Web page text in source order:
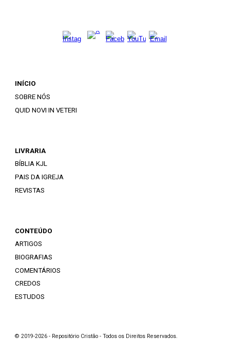
INÍCIO
SOBRE NÓS
QUID NOVI IN VETERI
LIVRARIA
BÍBLIA KJL
PAIS DA IGREJA
REVISTAS
CONTEÚDO
ARTIGOS
BIOGRAFIAS
COMENTÁRIOS
CREDOS
ESTUDOS
© 2019-2026 - Repositório Cristão - Todos os Direitos Reservados.